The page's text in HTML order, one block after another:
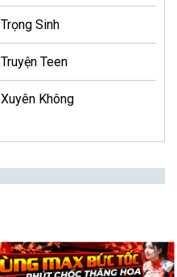
Trọng Sinh
Truyện Teen
Xuyên Không